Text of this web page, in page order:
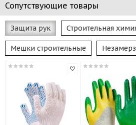
Сопутствующие товары
Защита рук Строительная
Мешки строительные